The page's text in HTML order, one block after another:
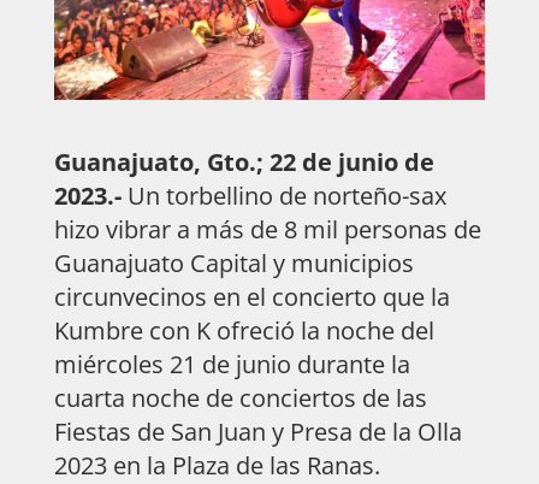
Guanajuato, Gto.; 22 de junio de
2023.-Un torbellino de norteño-sax
hizo vibrar a más de 8 mil personas de
Guanajuato Capital y municipios
circunvecinos en el concierto que la
Kumbre con K ofreció la noche del
miércoles 21 de junio durante la
cuarta noche de conciertos de las
Fiestas de San Juan y Presa de la Olla
2023 en la Plaza de las Ranas.